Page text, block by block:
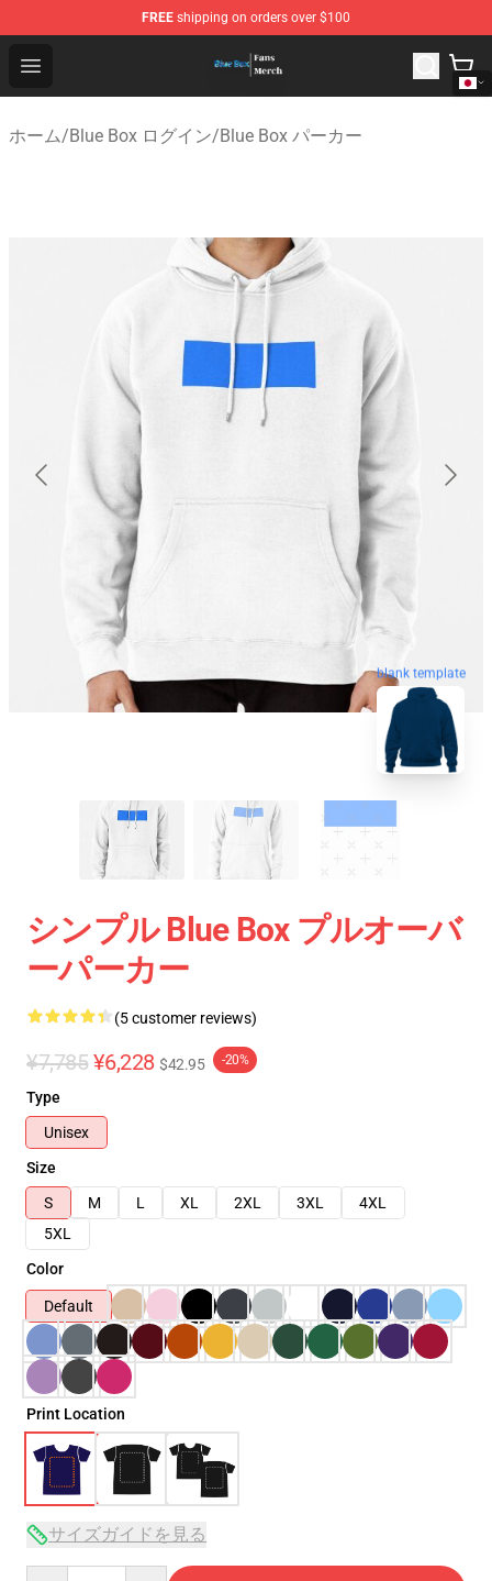
FREE shipping on orders over $100
Open menu
Blue Box Store - Official Blue Box Merchandise Shop
ホーム/Blue Box ログイン/Blue Box パーカー
blank template
シンプル Blue Box プルオーバ
ーパーカー
(5 customer reviews)
¥7,785 ¥6,228 $42.95 -20%
Type
Unisex
Size
S
M L XL 2XL 3XL
4XL
5XL
Color
Default
Print Location
サイズガイドを見る